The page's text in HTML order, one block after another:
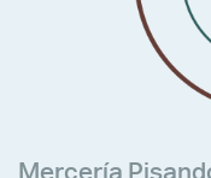
Mercería